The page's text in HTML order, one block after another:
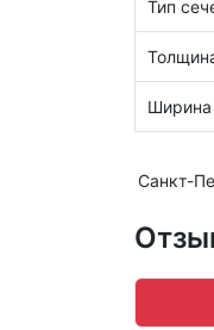
Тип
Ширина
Санкт-